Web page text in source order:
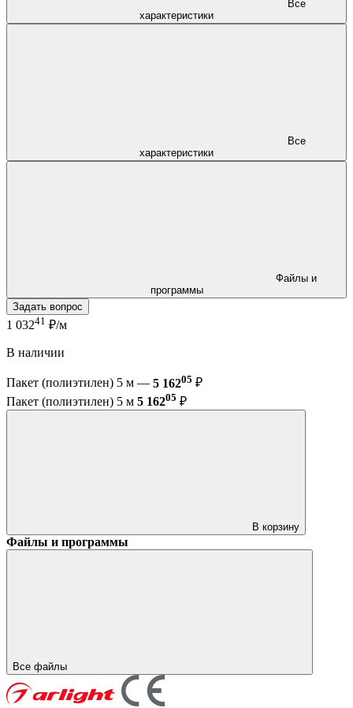
характеристики
характеристики
программы
Задать вопрос
1 03241 ₽/м
В наличии
Пакет (полиэтилен) 5 м — 5 16205 ₽
Пакет (полиэтилен) 5 м 5 16205 ₽
В корзину
Файлы и программы
Все файлы